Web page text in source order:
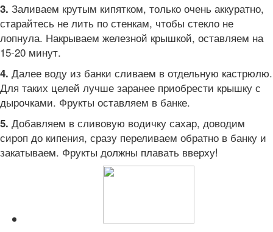
3. Заливаем крутым кипятком, только очень аккуратно,
старайтесь не лить по стенкам, чтобы стекло не
лопнула. Накрываем железной крышкой, оставляем на
15-20 минут.
4. Далее воду из банки сливаем в отдельную кастрюлю.
Для таких целей лучше заранее приобрести крышку с
дырочками. Фрукты оставляем в банке.
5. Добавляем в сливовую водичку сахар, доводим
сироп до кипения, сразу переливаем обратно в банку и
закатываем. Фрукты должны плавать вверху!